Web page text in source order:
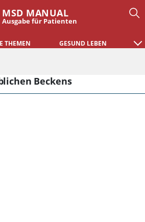
MSD MANUAL
Ausgabe für Patienten
THEMEN GESUND LEBEN
Beckens